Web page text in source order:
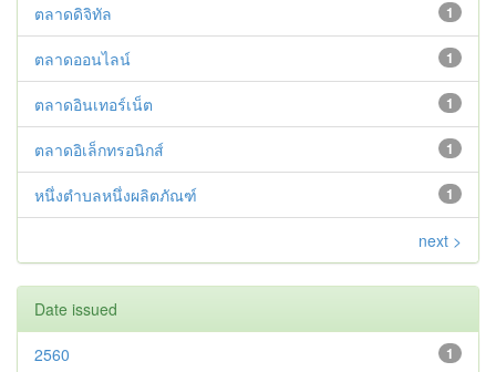
1
ตลาดดิจิทัล
1
ตลาดออนไลน์
1
ตลาดอินเทอร์เน็ต
1
ตลาดอิเล็กทรอนิกส์
1
หนึ่งตำบลหนึ่งผลิตภัณฑ์
next >
Date issued
1
2560